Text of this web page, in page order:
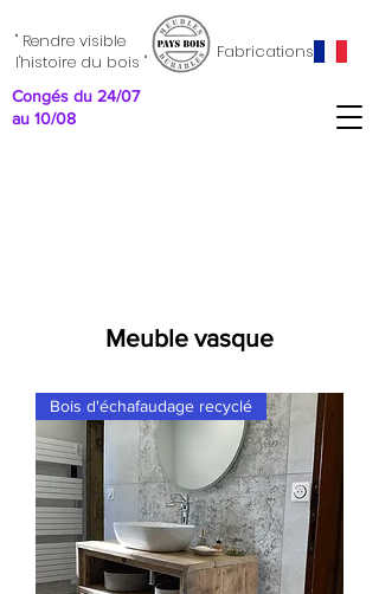
" Rendre visible
l'histoire du bois "
Fabrications
Congés du 24/07
au 10/08
Bois d'échafaudage recyclé
Meuble vasque